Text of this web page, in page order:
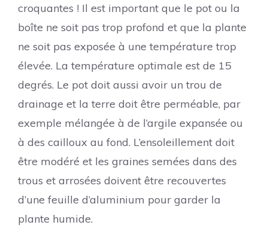
croquantes ! Il est important que le pot ou la
boîte ne soit pas trop profond et que la plante
ne soit pas exposée à une température trop
élevée. La température optimale est de 15
degrés. Le pot doit aussi avoir un trou de
drainage et la terre doit être perméable, par
exemple mélangée à de l’argile expansée ou
à des cailloux au fond. L’ensoleillement doit
être modéré et les graines semées dans des
trous et arrosées doivent être recouvertes
d’une feuille d’aluminium pour garder la
plante humide.